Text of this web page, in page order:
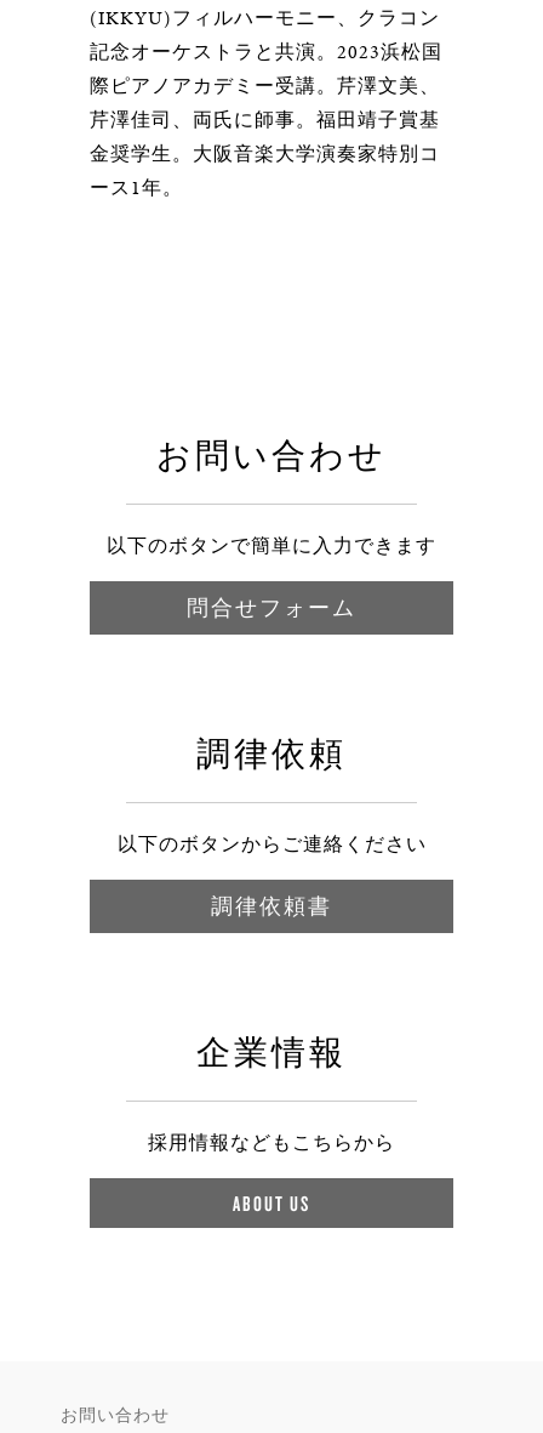
(IKKYU)フィルハーモニー、クラコン
記念オーケストラと共演。2023浜松国
際ピアノアカデミー受講。芹澤文美、
芹澤佳司、両氏に師事。福田靖子賞基
金奨学生。大阪音楽大学演奏家特別コ
ース1年。
お問い合わせ
以下のボタンで簡単に入力できます
問合せフォーム
調律依頼
以下のボタンからご連絡ください
調律依頼書
企業情報
採用情報などもこちらから
ABOUT US
お問い合わせ